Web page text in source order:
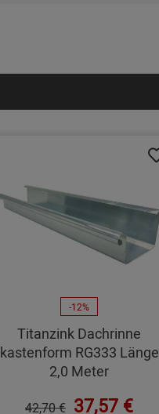
-12%
Titanzink Dachrinne
kastenform RG333 Länge
2,0 Meter
42,70 € 37,57 €